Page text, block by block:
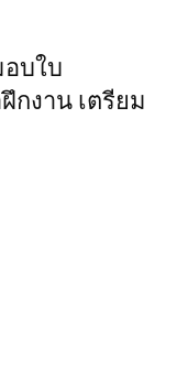
อบใบ
กงาน เตรียม